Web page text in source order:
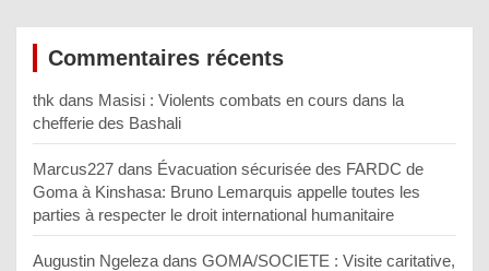
Commentaires récents
thk dans Masisi : Violents combats en cours dans la
chefferie des Bashali
Marcus227 dans Évacuation sécurisée des FARDC de
Goma à Kinshasa: Bruno Lemarquis appelle toutes les
parties à respecter le droit international humanitaire
Augustin Ngeleza dans GOMA/SOCIETE : Visite caritative,